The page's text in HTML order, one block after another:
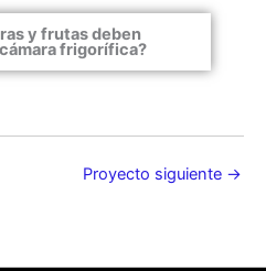
y frutas deben
frigorífica?
Proyecto siguiente →